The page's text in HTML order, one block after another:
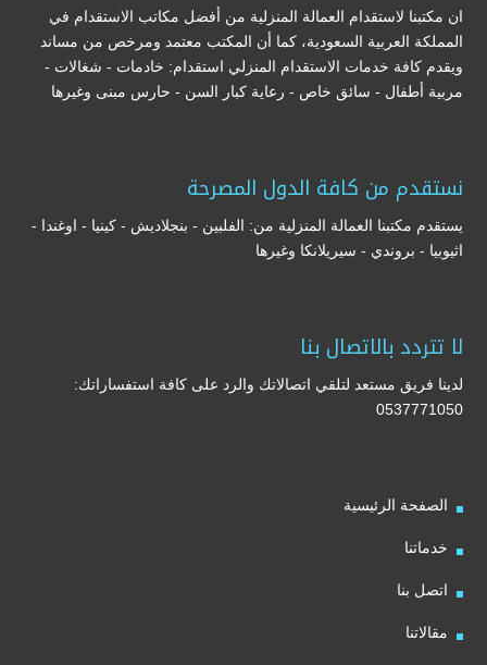
ان مكتبنا لاستقدام العمالة المنزلية من أفضل مكاتب الاستقدام في
المملكة العربية السعودية، كما أن المكتب معتمد ومرخص من مساند
ويقدم كافة خدمات الاستقدام المنزلي استقدام: خادمات - شغالات -
مربية أطفال - سائق خاص - رعاية كبار السن - حارس مبنى وغيرها
نستقدم من كافة الدول المصرحة
يستقدم مكتبنا العمالة المنزلية من: الفلبين - بنجلاديش - كينيا - اوغندا -
اثيوبيا - بروندي - سيريلانكا وغيرها
لا تتردد بالاتصال بنا
لدينا فريق مستعد لتلقي اتصالاتك والرد على كافة استفساراتك:
0537771050
الصفحة الرئيسية
خدماتنا
اتصل بنا
مقالاتنا